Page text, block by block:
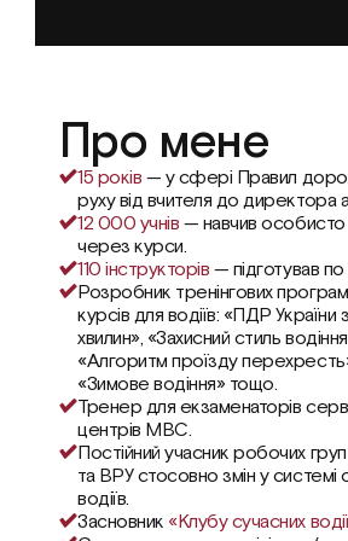
Про мене
15 років — у сфері Правил
руху від вчителя до директора
12 000 учнів — навчив
через курси.
110 інструкторів — підготував по
Розробник тренінгових
курсів для водіїв: «ПДР України
хвилин», «Захисний стиль
«Алгоритм проїзду
«Зимове водіння» тощо.
Тренер для екзаменаторів
центрів МВС.
Постійний учасник робочих
та ВРУ стосовно змін у системі
водіїв.
Засновник «Клубу сучасних